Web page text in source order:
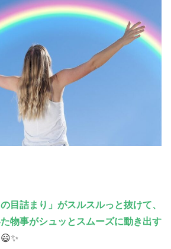
の目詰まり」がスルスルっと抜けて、
物事がシュッとスムーズに動き出す